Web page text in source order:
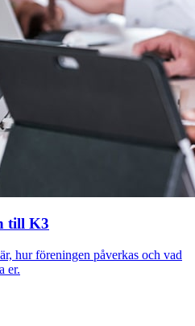
till K3
hur föreningen påverkas och vad
er.